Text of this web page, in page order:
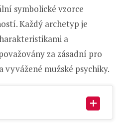
symbolické vzorce
Každý archetyp je
a
za zásadní pro
mužské psychiky.